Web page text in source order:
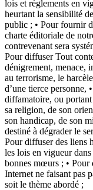
lois et règlements en
heurtant la sensibilité
public ; • Pour fournir
charte éditoriale de
contrevenant sera
Pour diffuser Tout
dénigrement, menace,
au terrorisme, le
d’une tierce personne,
diffamatoire, ou
sa religion, de son
son handicap, de son
destiné à dégrader le
Pour diffuser des liens
les lois en vigueur
bonnes mœurs ; • Pour
Internet ne faisant pas
soit le thème abordé ;